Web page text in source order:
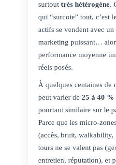
surtout très hétérogène.
qui “surcote” tout, c’est
actifs se vendent avec
marketing puissant…
performance moyenne
réels posés.
À quelques centaines de
peut varier de 25 à 40 %
pourtant similaire sur le
Parce que les micro-
(accès, bruit, walkability,
tours ne se valent pas
entretien, réputation), et